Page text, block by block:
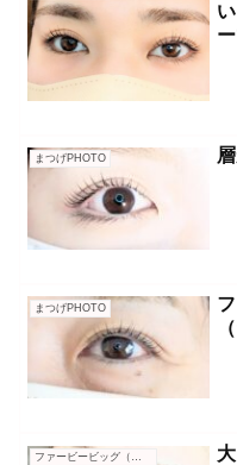
まつげPHOTO
まつげPHOTO